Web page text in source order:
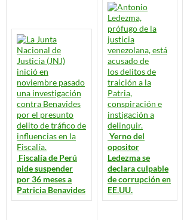
Fiscalía de Perú
pide suspender
por 36 meses a
Patricia Benavides
Yerno del
opositor
Ledezma se
declara culpable
de corrupción en
EE.UU.